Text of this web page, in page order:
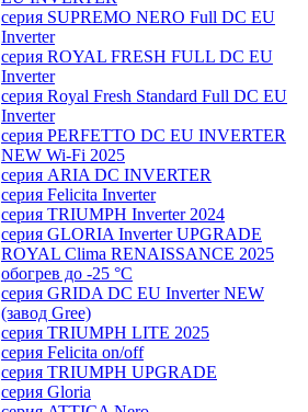
серия SUPREMO NERO Full DC EU
Inverter
серия ROYAL FRESH FULL DC EU
Inverter
серия Royal Fresh Standard Full DC EU
Inverter
серия PERFETTO DC EU INVERTER
NEW Wi-Fi 2025
серия ARIA DC INVERTER
серия Felicita Inverter
серия TRIUMPH Inverter 2024
серия GLORIA Inverter UPGRADE
ROYAL Clima RENAISSANCE 2025
обогрев до -25 °С
серия GRIDA DC EU Inverter NEW
(завод Gree)
серия TRIUMPH LITE 2025
серия Felicita on/off
серия TRIUMPH UPGRADE
серия Gloria